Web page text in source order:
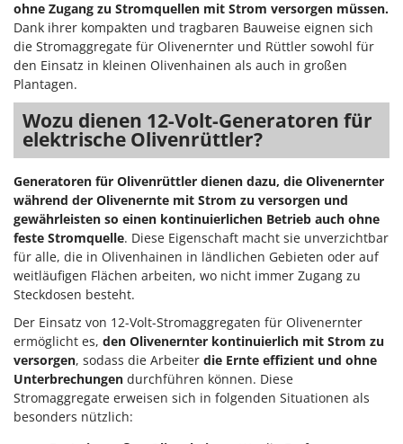
Mehrzweck-Sauggeräte
Minibacköfen
Motorhacken - Gartenfräsen
Motorspritzen
Mulcher für Traktor
N
Nudelmaschinen
O
Obstmühlen Obsthäcksler Obstmuser
Obstpressen
Olivenernter und Schüttler
P
Palettengabeln für Traktoren
Pelletpressen
Pflüge für Traktor
FBC
Ferrari Group
Ferroni
Ferrua
FIAC
FIEM
Fimar
FINI
Fiorentini
Fiskars
Flymo
Forest Master
Francini
G
G3 Ferrari
ohne Zugang zu Stromquellen mit Strom versorgen müssen.
Dank ihrer kompakten und tragbaren Bauweise eignen sich
die Stromaggregate für Olivenernter und Rüttler sowohl für
den Einsatz in kleinen Olivenhainen als auch in großen
Plantagen.
Wozu dienen 12-Volt-Generatoren für
elektrische Olivenrüttler?
Generatoren für Olivenrüttler dienen dazu, die Olivenernter
während der Olivenernte mit Strom zu versorgen und
gewährleisten so einen kontinuierlichen Betrieb auch ohne
feste Stromquelle. Diese Eigenschaft macht sie unverzichtbar
für alle, die in Olivenhainen in ländlichen Gebieten oder auf
weitläufigen Flächen arbeiten, wo nicht immer Zugang zu
Steckdosen besteht.
Der Einsatz von 12-Volt-Stromaggregaten für Olivenernter
ermöglicht es, den Olivenernter kontinuierlich mit Strom zu
versorgen, sodass die Arbeiter die Ernte effizient und ohne
Unterbrechungen durchführen können. Diese
Stromaggregate erweisen sich in folgenden Situationen als
besonders nützlich: